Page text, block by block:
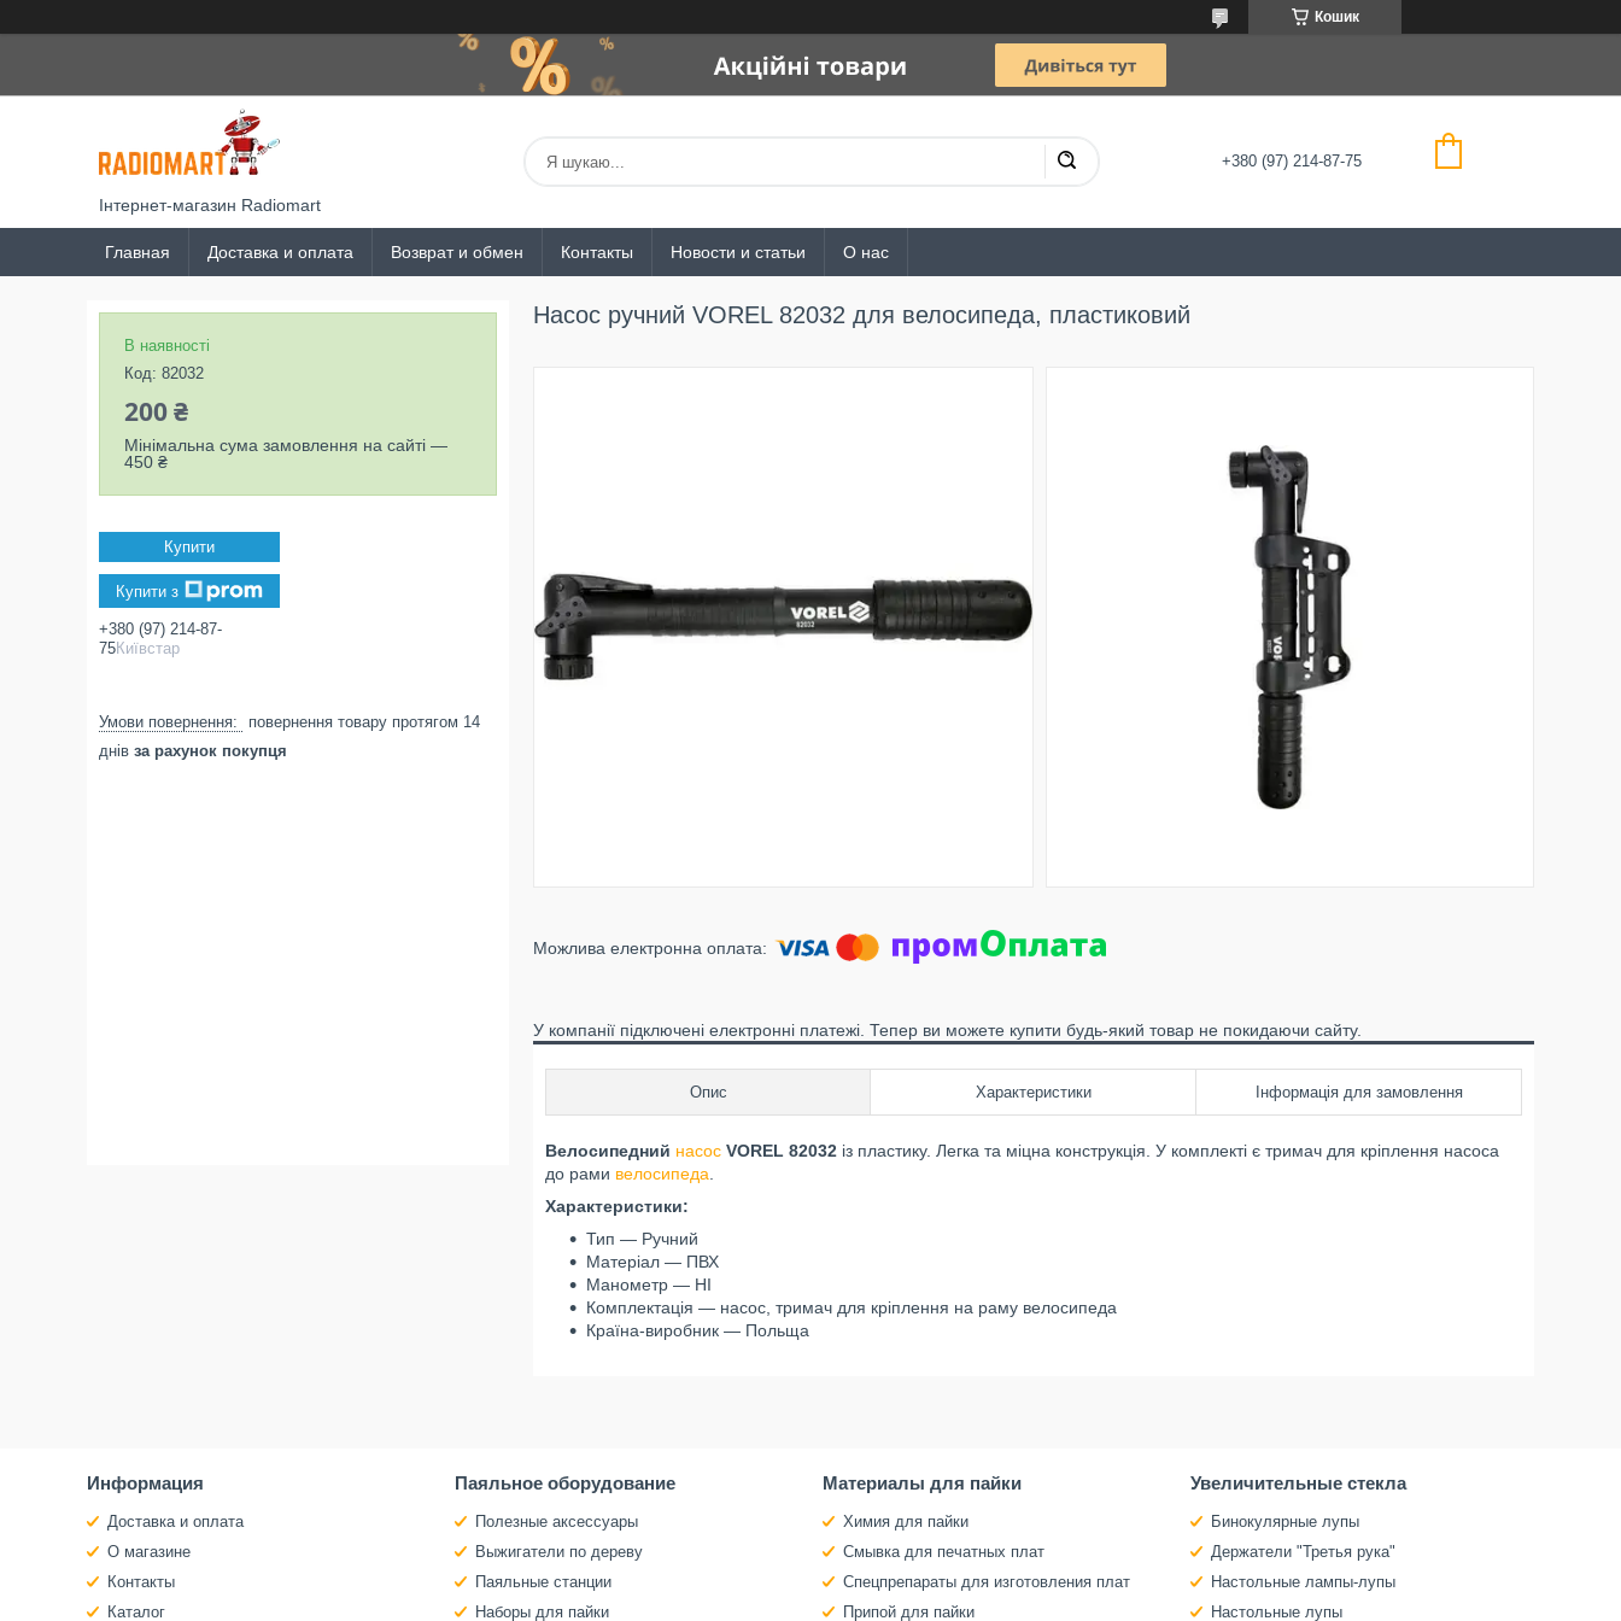
Кошик
Інтернет-магазин Radiomart
+380 (97) 214-87-75
Главная Доставка и оплата Возврат и обмен Контакты Новости и статьи О нас
Насос ручний VOREL 82032 для велосипеда, пластиковий
У компанії підключені електронні платежі. Тепер ви можете купити будь-який товар не покидаючи сайту.
Опис Характеристики Інформація для замовлення
Велосипедний насос VOREL 82032 із пластику. Легка та міцна конструкція. У комплекті є тримач для кріплення насоса
до рами велосипеда
Характеристики:
Тип — Ручний
Матеріал — ПВХ
Манометр — НІ
Комплектація — насос, тримач для кріплення на раму велосипеда
Країна-виробник — Польща
В наявності
Код: 82032
200 ₴
Мінімальна сума замовлення на сайті —
450 ₴
Купити
Купити з
+380 (97) 214-87-
75Київстар
повернення товару протягом 14
днів за рахунок покупця
Информация
Доставка и оплата
О магазине
Контакты
Каталог
Паяльное оборудование
Полезные аксессуары
Выжигатели по дереву
Паяльные станции
Наборы для пайки
Материалы для пайки
Химия для пайки
Смывка для печатных плат
Спецпрепараты для изготовления плат
Припой для пайки
Увеличительные стекла
Бинокулярные лупы
Держатели "Третья рука"
Настольные лампы-лупы
Настольные лупы